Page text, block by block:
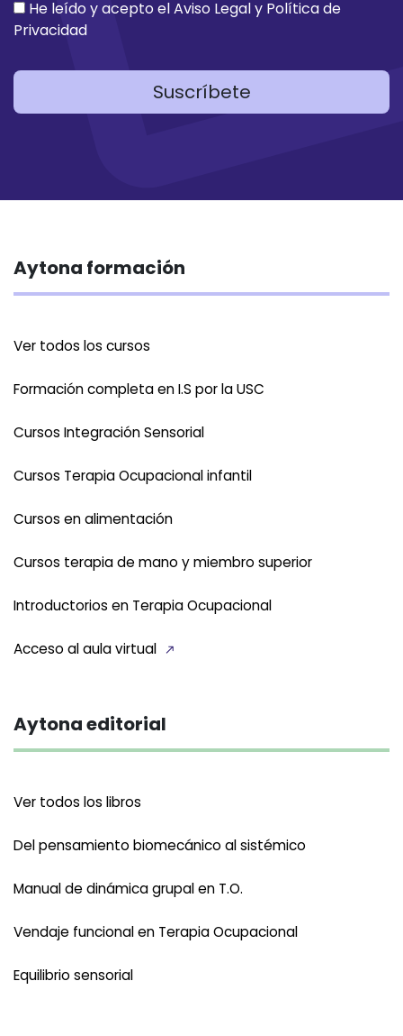
He leído y acepto elAviso Legaly Política de
Privacidad
Suscríbete
Aytona formación
Ver todos los cursos
Formación completa en I.S por la USC
Cursos Integración Sensorial
Cursos Terapia Ocupacional infantil
Cursos en alimentación
Cursos terapia de mano y miembro superior
Introductorios en Terapia Ocupacional
Acceso al aula virtual
Aytona editorial
Ver todos los libros
Del pensamiento biomecánico al sistémico
Manual de dinámica grupal en T.O.
Vendaje funcional en Terapia Ocupacional
Equilibrio sensorial